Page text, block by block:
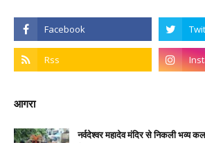
आगरा
नर्वदेश्वर महादेव मंदिर से निकली भव्य